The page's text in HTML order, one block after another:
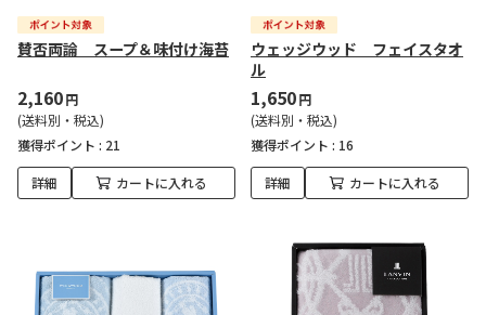
賛否両論 スープ＆味付け海苔
2,160円
(送料別・税込)
獲得ポイント : 21
詳細 カートに入れる
ウェッジウッド フェイスタオ
ル
1,650円
(送料別・税込)
獲得ポイント : 16
詳細 カートに入れる